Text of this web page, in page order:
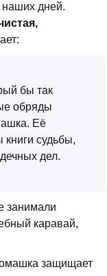
дней.
бы так
обряды
Её
книги судьбы,
дел.
занимали
каравай,
защищает